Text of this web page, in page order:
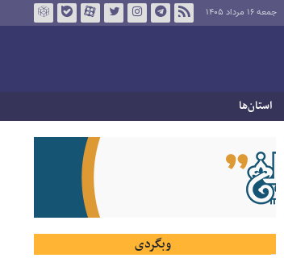
جمعه ۱۶ مرداد ۱۴۰۵
استان‌ها
وبگردی